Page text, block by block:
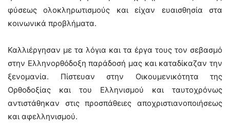
φύσεως ολοκληρωτισμούς και είχαν ευαισθησία στα
κοινωνικά προβλήματα.
Καλλιέργησαν με τα λόγια και τα έργα τους τον σεβασμό
στην Ελληνορθόδοξη παράδοσή μας και καταδίκαζαν την
ξενομανία. Πίστευαν στην Οικουμενικότητα της
Ορθοδοξίας και του Ελληνισμού και ταυτοχρόνως
αντιστάθηκαν στις προσπάθειες αποχριστιανοποιήσεως
και αφελληνισμού.